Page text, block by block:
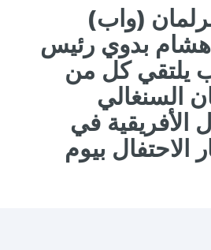
(واب)
بدوي رئيس
يلتقي كل من
السنغالي
الأفريقية في
بيوم